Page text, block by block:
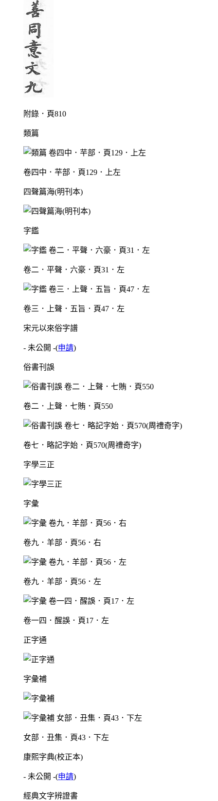
附錄．頁810
類篇
卷四中．芉部．頁129．上左
四聲篇海(明刊本)
字鑑
卷二．平聲．六豪．頁31．左
卷三．上聲．五旨．頁47．左
宋元以來俗字譜
- 未公開 -(申請)
俗書刊誤
卷二．上聲．七賄．頁550
卷七．略記字始．頁570(周禮奇字)
字學三正
字彙
卷九．羊部．頁56．右
卷九．羊部．頁56．左
卷一四．醒誤．頁17．左
正字通
字彙補
女部．丑集．頁43．下左
康熙字典(校正本)
- 未公開 -(申請)
經典文字辨證書